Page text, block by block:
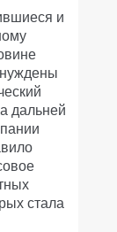
и
дальней
стала